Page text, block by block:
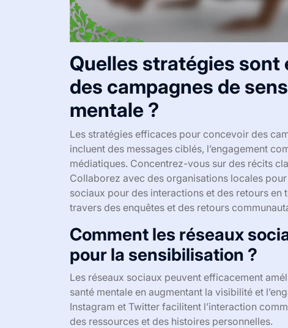
Quelles stratégies
des campagnes de
mentale ?
Les stratégies efficaces pour concevoir des
incluent des messages ciblés, l’engagement
médiatiques. Concentrez-vous sur des récits
Collaborez avec des organisations locales
sociaux pour des interactions et des retours en
travers des enquêtes et des retours
Comment les réseaux
pour la sensibilisation ?
Les réseaux sociaux peuvent efficacement
santé mentale en augmentant la visibilité et
Instagram et Twitter facilitent l’interaction
des ressources et des histoires personnelles.